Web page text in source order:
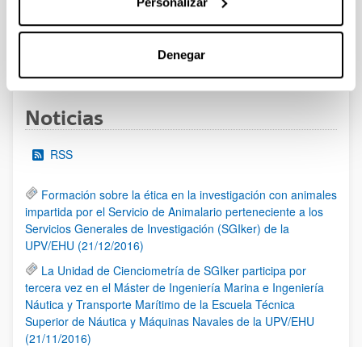
Denegar
al 30/07/2026 (ambos incluídos)
PáginaPáginaPágina
3 ...Páginas intermedias Use TAB
Noticias
RSS
Formación sobre la ética en la investigación con animales
impartida por el Servicio de Animalario perteneciente a los
Servicios Generales de Investigación (SGIker) de la
UPV/EHU (21/12/2016)
La Unidad de Cienciometría de SGIker participa por
tercera vez en el Máster de Ingeniería Marina e Ingeniería
Náutica y Transporte Marítimo de la Escuela Técnica
Superior de Náutica y Máquinas Navales de la UPV/EHU
(21/11/2016)